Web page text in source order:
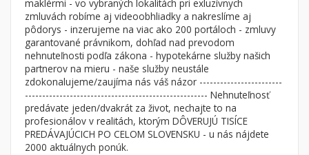
Záhrada
Iný poľnohospodársky pozemok
Nebytové priestory
Administratívne, obchodné
Skladové, výrobné
Rekreačné, reštauračné
Garáž, garážové státie
Filtre
Súkromná inzercia
Ponuka RK
Len s fotkou
maklérmi - vo vybraných lokalitách pri exluzívnych
zmluvách robíme aj videoobhliadky a nakreslíme aj
pôdorys - inzerujeme na viac ako 200 portáloch - zmluvy
garantované právnikom, dohľad nad prevodom
nehnuteľnosti podľa zákona - hypotekárne služby našich
partnerov na mieru - naše služby neustále
zdokonalujeme/zaujíma nás váš názor ------------------------
----------------------------------------------------- Nehnuteľnosť
predávate jeden/dvakrát za život, nechajte to na
profesionálov v realitách, ktorým DÔVERUJÚ TISÍCE
PREDÁVAJÚCICH PO CELOM SLOVENSKU - u nás nájdete
2000 aktuálnych ponúk.